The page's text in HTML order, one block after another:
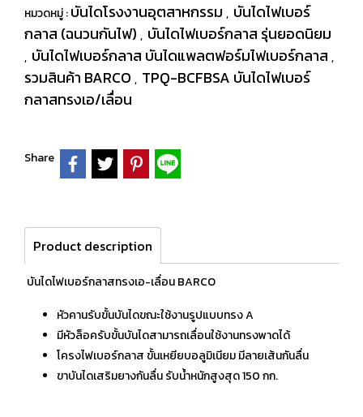
หมวดหมู่ :บันไดโรงงานอุตสาหกรรม , บันไดไฟเบอร์
กลาส (ฉนวนกันไฟ) , บันไดไฟเบอร์กลาส รุ่นยอดนิยม
, บันไดไฟเบอร์กลาส บันไดแพลตฟอร์มไฟเบอร์กลาส ,
รวมสินค้า BARCO , TPQ-BCFBSA บันไดไฟเบอร์
กลาสทรงเอ/เลื่อน
Share
Product description
บันไดไฟเบอร์กลาสทรงเอ-เลื่อน BARCO
หัวคานรับขั้นบันไดขณะใช้งานรูปแบบทรง A
มีหัวล็อครับขั้นบันไดสามารถเลื่อนใช้งานทรงพาดได้
โครงไฟเบอร์กลาส ขั้นเหยียบอลูมิเนียม มีลายเส้นกันลื่น
ขาบันไดเสริมยางกันลื่น รับน้ำหนักสูงสุด 150 กก.